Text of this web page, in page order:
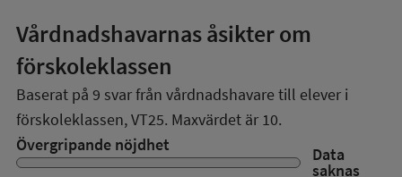
Vårdnadshavarnas åsikter om
förskoleklassen
Baserat på 9 svar från vårdnadshavare till elever i
förskoleklassen,VT25. Maxvärdet är 10.
Övergripande nöjdhet
Data
saknas